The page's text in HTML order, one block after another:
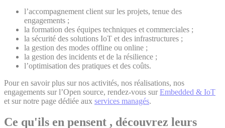
l’accompagnement client sur les projets, tenue des
engagements ;
la formation des équipes techniques et commerciales ;
la sécurité des solutions IoT et des infrastructures ;
la gestion des modes offline ou online ;
la gestion des incidents et de la résilience ;
l’optimisation des pratiques et des coûts.
Pour en savoir plus sur nos activités, nos réalisations, nos
engagements sur l’Open source, rendez-vous sur Embedded & IoT
et sur notre page dédiée aux services managés.
Ce qu'ils en pensent , découvrez leurs